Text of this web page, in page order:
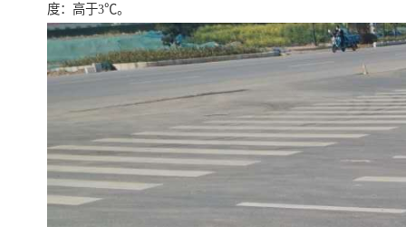
度：高于3℃。